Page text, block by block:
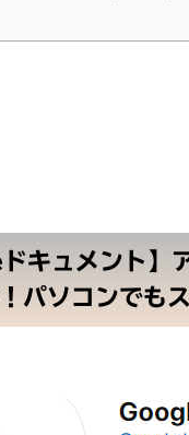
キュメント】
パソコンでも